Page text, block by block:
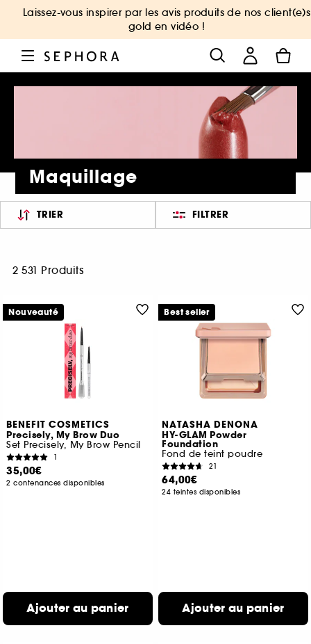
Laissez-vous inspirer par les avis produits de nos client(e)s
gold en vidéo !
Maquillage
TRIER FILTRER
2 531 Produits
BENEFIT COSMETICS
Precisely, My Brow Duo
Set Precisely, My Brow Pencil
1
35,00€
2 contenances disponibles
Ajouter au panier
Nouveauté
NATASHA DENONA
HY-GLAM Powder
Foundation
Fond de teint poudre
21
64,00€
24 teintes disponibles
Ajouter au panier
Best seller